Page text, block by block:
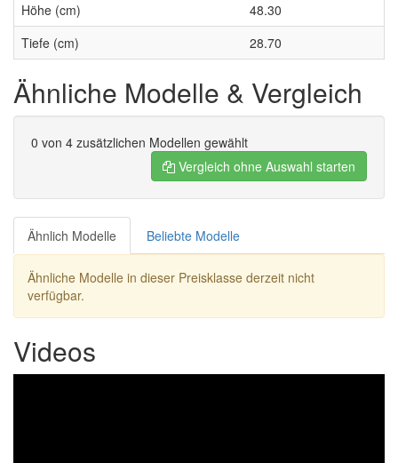
Höhe (cm)
48.30
Tiefe (cm)
28.70
Ähnliche Modelle & Vergleich
0 von 4 zusätzlichen Modellen gewählt
Vergleich ohne Auswahl starten
Ähnlich Modelle Beliebte Modelle
Ähnliche Modelle in dieser Preisklasse derzeit nicht
verfügbar.
Videos